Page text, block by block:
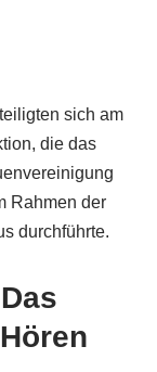
sich am
die das
Rahmen der
durchführte.